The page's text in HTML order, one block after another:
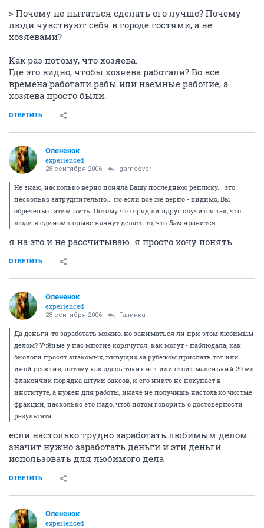
> Почему не пытаться сделать его лучше? Почему
люди чувствуют себя в городе гостями, а не
хозяевами?
Как раз потому, что хозяева.
Где это видно, чтобы хозяева работали? Во все
времена работали рабы или наемные рабочие, а
хозяева просто были.
ОТВЕТИТЬ
Олененок
experienced
28 сентября 2006 gameover
Не знаю, насколько верно поняла Вашу последнюю реплику... это
несколько затруднительно... но если все же верно - видимо, Вы
обречены с этим жить. Потому что вряд ли вдруг случится так, что
люди в едином порыве начнут делать то, что Вамнравится.
я на это и не рассчитываю. я просто хочу понять
ОТВЕТИТЬ
Олененок
experienced
28 сентября 2006 Галинка
Да деньги-то заработать можно, но заниматься ли при этом любимым
делом? Учёные у нас многие корячутся. как могут - наблюдала, как
биологи просят знакомых, живущих за рубежом прислать тот или
иной реактив, потому как здесь таких нет или стоит маленький 20 мл
флакончик порядка штуки баксов, и его никто не покупает в
институте, а нужен для работы, иначе не получишь настолько чистые
фракции, насколько это надо, чтоб потом говорить о достоверности
результата.
если настолько трудно заработать любимым делом.
значит нужно заработать деньги и эти деньги
использовать для любимого дела
ОТВЕТИТЬ
Олененок
experienced